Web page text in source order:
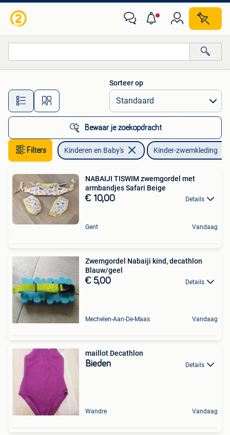
Alle afstanden…
Sorteer op
Bewaar je zoekopdracht
Filters Kinderen en Baby's Kinder-zwemkleding
NABAIJI TISWIM zwemgordel met
armbandjes Safari Beige
€ 10,00 Details
Gent Vandaag
Zwemgordel Nabaiji kind, decathlon
Blauw/geel
€ 5,00 Details
Mechelen-Aan-De-Maas Vandaag
maillot Decathlon
Bieden Details
Wandre Vandaag